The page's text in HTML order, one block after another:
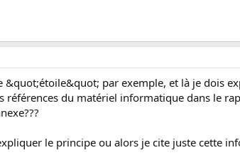
par exemple, et là je dois
références du matériel informatique dans le
le principe ou alors je cite juste cette